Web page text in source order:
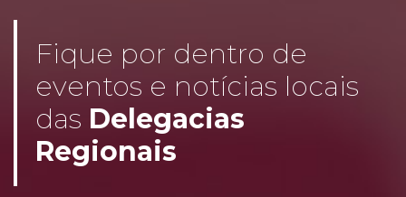
Fique por dentro de
eventos e notícias locais
das Delegacias
Regionais